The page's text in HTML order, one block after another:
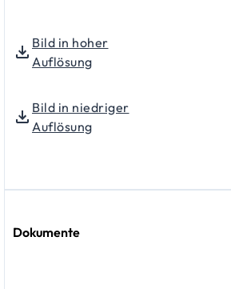
Bild in hoher
Auflösung
Bild in niedriger
Auflösung
Dokumente